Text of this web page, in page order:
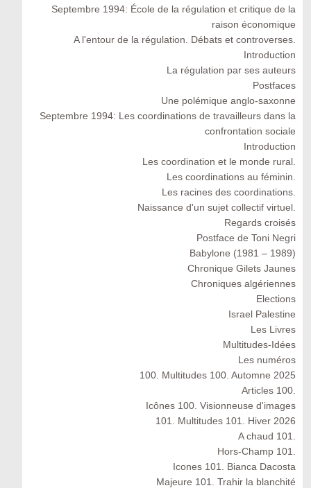
Septembre 1994: École de la régulation et critique de la
raison économique
A l'entour de la régulation. Débats et controverses.
Introduction
La régulation par ses auteurs
Postfaces
Une polémique anglo-saxonne
Septembre 1994: Les coordinations de travailleurs dans la
confrontation sociale
Introduction
Les coordination et le monde rural.
Les coordinations au féminin.
Les racines des coordinations.
Naissance d'un sujet collectif virtuel.
Regards croisés
Postface de Toni Negri
Babylone (1981 – 1989)
Chronique Gilets Jaunes
Chroniques algériennes
Elections
Israel Palestine
Les Livres
Multitudes-Idées
Les numéros
100. Multitudes 100. Automne 2025
Articles 100.
Icônes 100. Visionneuse d'images
101. Multitudes 101. Hiver 2026
A chaud 101.
Hors-Champ 101.
Icones 101. Bianca Dacosta
Majeure 101. Trahir la blanchité